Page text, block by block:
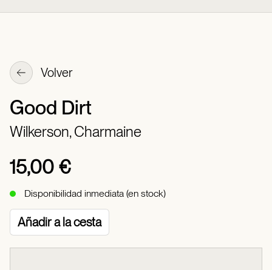
Volver
Good Dirt
Wilkerson, Charmaine
15,00 €
Disponibilidad inmediata (en stock)
Añadir a la cesta